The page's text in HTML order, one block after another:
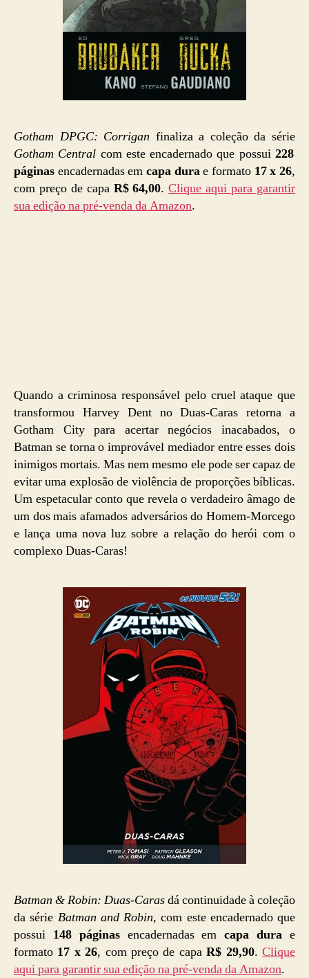
Gotham DPGC: Corrigan finaliza a coleção da série
Gotham Central com este encadernado que possui 228
páginas encadernadas em capa durae formato 17 x 26,
com preço de capa R$ 64,00.Clique aqui para garantir
sua edição na pré-venda da Amazon.
Quando a criminosa responsável pelo cruel ataque que
transformou Harvey Dent no Duas-Caras retorna a
Gotham City para acertar negócios inacabados, o
Batman se torna o improvável mediador entre esses dois
inimigos mortais. Mas nem mesmo ele pode ser capaz de
evitar uma explosão de violência de proporções bíblicas.
Um espetacular conto que revela o verdadeiro âmago de
um dos mais afamados adversários do Homem-Morcego
e lança uma nova luz sobre a relação do herói com o
complexo Duas-Caras!
Batman & Robin: Duas-Carasdá continuidade à coleção
da série Batman and Robin, com este encadernado que
possui 148 páginasencadernadas emcapa dura e
formato 17 x 26, com preço de capaR$ 29,90.Clique
aqui para garantir sua edição na pré-venda da Amazon.